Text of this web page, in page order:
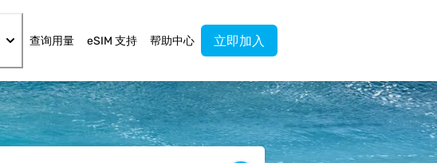
查询用量 eSIM 支持 帮助中心 立即加入